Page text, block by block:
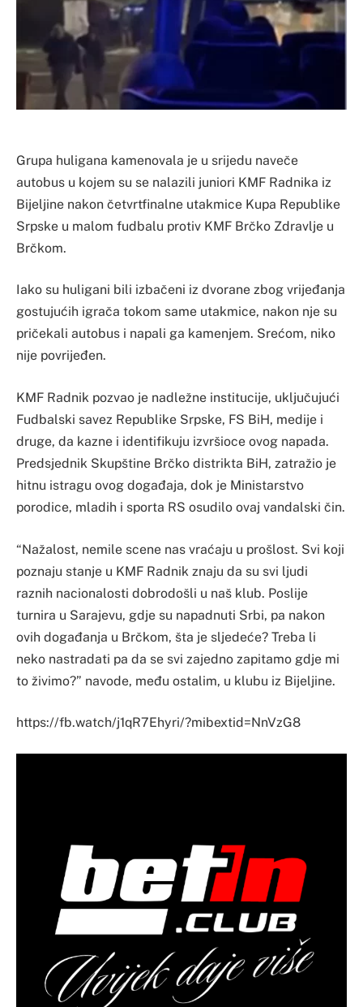
​Grupa huligana kamenovala je u srijedu naveče
autobus u kojem su se nalazili juniori KMF Radnika iz
Bijeljine nakon četvrtfinalne utakmice Kupa Republike
Srpske u malom fudbalu protiv KMF Brčko Zdravlje u
Brčkom.
Iako su huligani bili izbačeni iz dvorane zbog vrijeđanja
gostujućih igrača tokom same utakmice, nakon nje su
pričekali autobus i napali ga kamenjem. Srećom, niko
nije povrijeđen.
KMF Radnik pozvao je nadležne institucije, uključujući
Fudbalski savez Republike Srpske, FS BiH, medije i
druge, da kazne i identifikuju izvršioce ovog napada.
Predsjednik Skupštine Brčko distrikta BiH, zatražio je
hitnu istragu ovog događaja, dok je Ministarstvo
porodice, mladih i sporta RS osudilo ovaj vandalski čin.
“Nažalost, nemile scene nas vraćaju u prošlost. Svi koji
poznaju stanje u KMF Radnik znaju da su svi ljudi
raznih nacionalosti dobrodošli u naš klub. Poslije
turnira u Sarajevu, gdje su napadnuti Srbi, pa nakon
ovih događanja u Brčkom, šta je sljedeće? Treba li
neko nastradati pa da se svi zajedno zapitamo gdje mi
to živimo?” navode, među ostalim, u klubu iz Bijeljine.
https://fb.watch/j1qR7Ehyri/?mibextid=NnVzG8